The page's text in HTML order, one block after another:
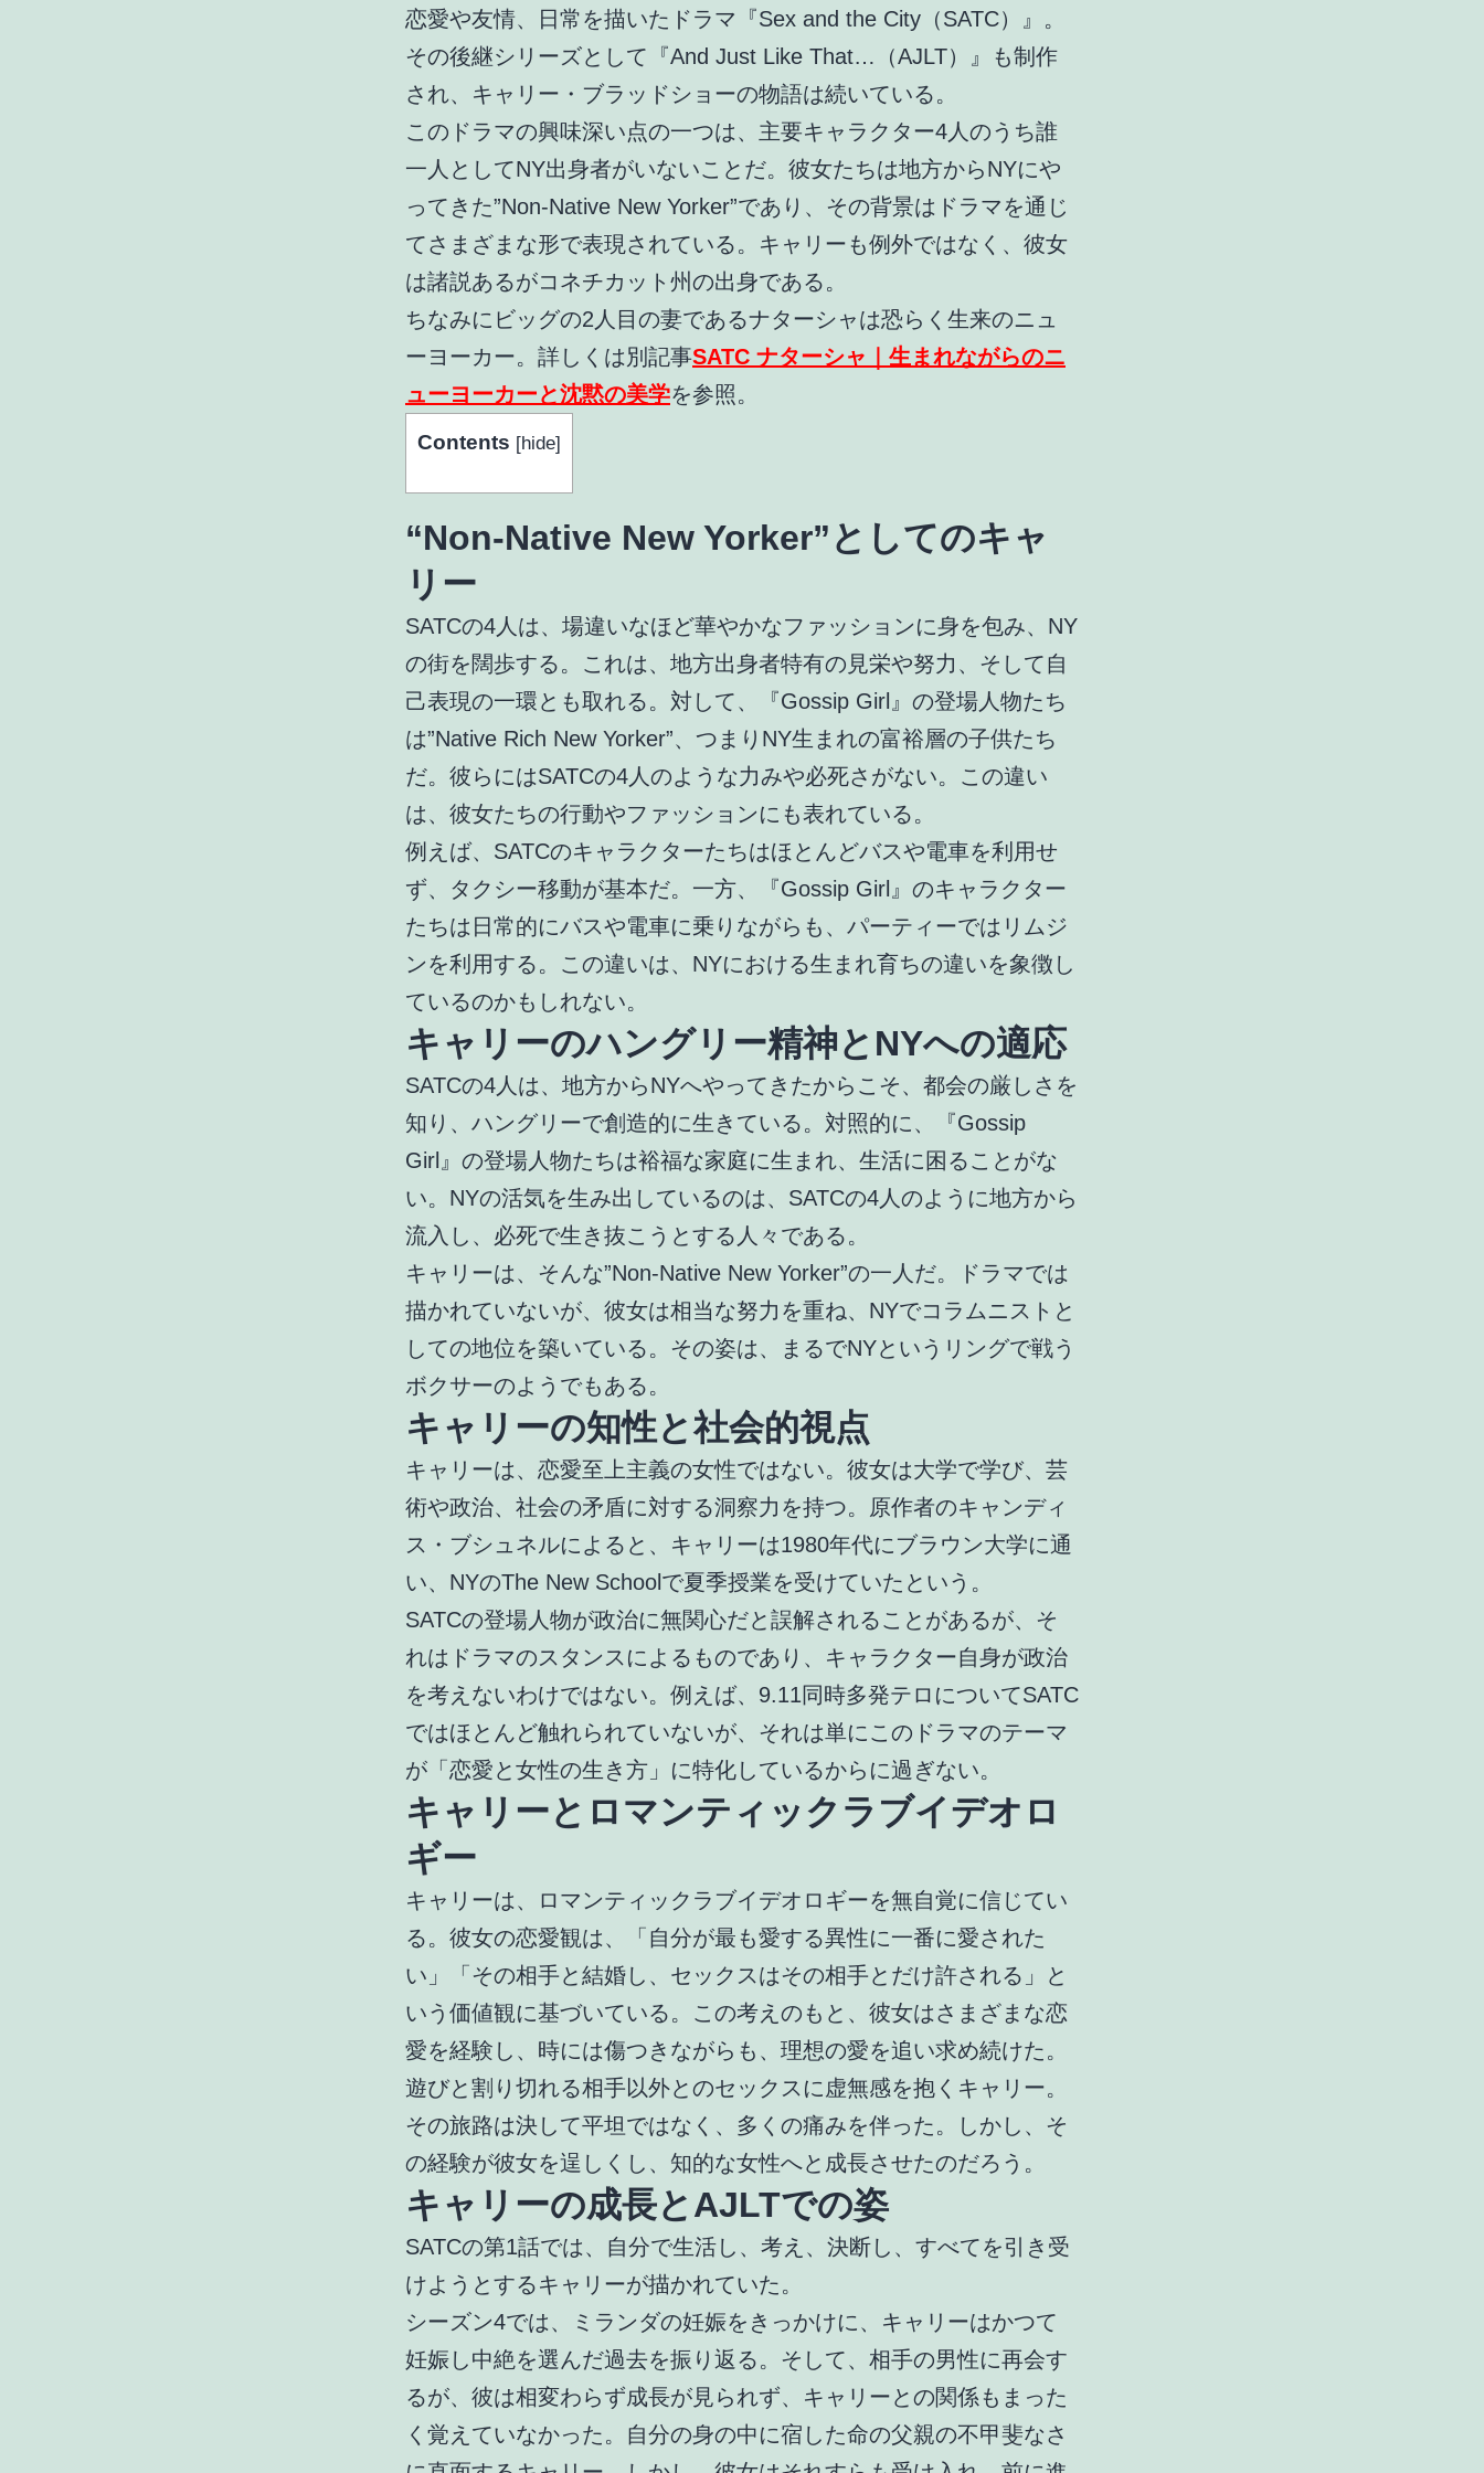
恋愛や友情、日常を描いたドラマ『Sex and the City（SATC）』。
その後継シリーズとして『And Just Like That…（AJLT）』も制作
され、キャリー・ブラッドショーの物語は続いている。
このドラマの興味深い点の一つは、主要キャラクター4人のうち誰
一人としてNY出身者がいないことだ。彼女たちは地方からNYにや
ってきた”Non-Native New Yorker”であり、その背景はドラマを通じ
てさまざまな形で表現されている。キャリーも例外ではなく、彼女
は諸説あるがコネチカット州の出身である。
ちなみにビッグの2人目の妻であるナターシャは恐らく生来のニュ
ーヨーカー。詳しくは別記事SATC ナターシャ｜生まれながらのニ
ューヨーカーと沈黙の美学を参照。
Contents [hide]
“Non-Native New Yorker”としてのキャ
リー
SATCの4人は、場違いなほど華やかなファッションに身を包み、NY
の街を闊歩する。これは、地方出身者特有の見栄や努力、そして自
己表現の一環とも取れる。対して、『Gossip Girl』の登場人物たち
は”Native Rich New Yorker”、つまりNY生まれの富裕層の子供たち
だ。彼らにはSATCの4人のような力みや必死さがない。この違い
は、彼女たちの行動やファッションにも表れている。
例えば、SATCのキャラクターたちはほとんどバスや電車を利用せ
ず、タクシー移動が基本だ。一方、『Gossip Girl』のキャラクター
たちは日常的にバスや電車に乗りながらも、パーティーではリムジ
ンを利用する。この違いは、NYにおける生まれ育ちの違いを象徴し
ているのかもしれない。
キャリーのハングリー精神とNYへの適応
SATCの4人は、地方からNYへやってきたからこそ、都会の厳しさを
知り、ハングリーで創造的に生きている。対照的に、『Gossip
Girl』の登場人物たちは裕福な家庭に生まれ、生活に困ることがな
い。NYの活気を生み出しているのは、SATCの4人のように地方から
流入し、必死で生き抜こうとする人々である。
キャリーは、そんな”Non-Native New Yorker”の一人だ。ドラマでは
描かれていないが、彼女は相当な努力を重ね、NYでコラムニストと
しての地位を築いている。その姿は、まるでNYというリングで戦う
ボクサーのようでもある。
キャリーの知性と社会的視点
キャリーは、恋愛至上主義の女性ではない。彼女は大学で学び、芸
術や政治、社会の矛盾に対する洞察力を持つ。原作者のキャンディ
ス・ブシュネルによると、キャリーは1980年代にブラウン大学に通
い、NYのThe New Schoolで夏季授業を受けていたという。
SATCの登場人物が政治に無関心だと誤解されることがあるが、そ
れはドラマのスタンスによるものであり、キャラクター自身が政治
を考えないわけではない。例えば、9.11同時多発テロについてSATC
ではほとんど触れられていないが、それは単にこのドラマのテーマ
が「恋愛と女性の生き方」に特化しているからに過ぎない。
キャリーとロマンティックラブイデオロ
ギー
キャリーは、ロマンティックラブイデオロギーを無自覚に信じてい
る。彼女の恋愛観は、「自分が最も愛する異性に一番に愛された
い」「その相手と結婚し、セックスはその相手とだけ許される」と
いう価値観に基づいている。この考えのもと、彼女はさまざまな恋
愛を経験し、時には傷つきながらも、理想の愛を追い求め続けた。
遊びと割り切れる相手以外とのセックスに虚無感を抱くキャリー。
その旅路は決して平坦ではなく、多くの痛みを伴った。しかし、そ
の経験が彼女を逞しくし、知的な女性へと成長させたのだろう。
キャリーの成長とAJLTでの姿
SATCの第1話では、自分で生活し、考え、決断し、すべてを引き受
けようとするキャリーが描かれていた。
シーズン4では、ミランダの妊娠をきっかけに、キャリーはかつて
妊娠し中絶を選んだ過去を振り返る。そして、相手の男性に再会す
るが、彼は相変わらず成長が見られず、キャリーとの関係もまった
く覚えていなかった。自分の身の中に宿した命の父親の不甲斐なさ